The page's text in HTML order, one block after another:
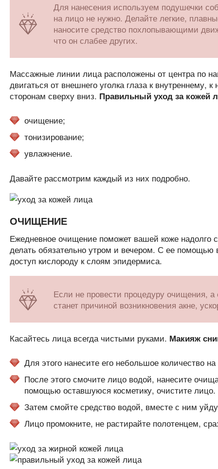
Для нанесения используем подушечки
на лицо не нужно. Делайте легкие,
наносите средство похлопывающими
что он слабее других.
Массажные линии лица расположены от центра по
двигаться от внешнего уголка глаза к
сторонам сверху вниз. Правильный уход за кожей
очищение;
тонизирование;
увлажнение.
Давайте рассмотрим каждый из них подробно.
ОЧИЩЕНИЕ
Ежедневное очищение поможет вашей коже надолго
делать обязательно утром и вечером. С ее помощью
доступ кислороду к слоям эпидермиса.
Если не провести процедуру очищения,
станет причиной возникновения акне,
Касайтесь лица всегда чистыми руками. Макияж
Для этого нанесите его небольшое количество
После этого смочите лицо водой, нанесите
помощью оставшуюся косметику, очистите лицо.
Затем смойте средство водой, вместе с ним
Лицо промокните, не растирайте полотенцем,